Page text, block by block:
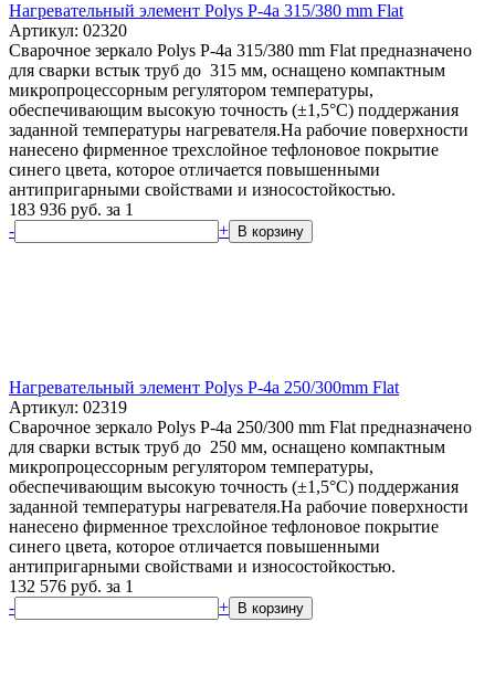
Нагревательный элемент Polys P-4a 315/380 mm Flat
Артикул: 02320
Сварочное зеркало Polys P-4a 315/380 mm Flat предназначено
для сварки встык труб до 315 мм, оснащено компактным
микропроцессорным регулятором температуры,
обеспечивающим высокую точность (±1,5°С) поддержания
заданной температуры нагревателя.На рабочие поверхности
нанесено фирменное трехслойное тефлоновое покрытие
синего цвета, которое отличается повышенными
антипригарными свойствами и износостойкостью.
183 936 руб. за 1
-
+ В корзину
Нагревательный элемент Polys P-4a 250/300mm Flat
Артикул: 02319
Сварочное зеркало Polys P-4a 250/300 mm Flat предназначено
для сварки встык труб до 250 мм, оснащено компактным
микропроцессорным регулятором температуры,
обеспечивающим высокую точность (±1,5°С) поддержания
заданной температуры нагревателя.На рабочие поверхности
нанесено фирменное трехслойное тефлоновое покрытие
синего цвета, которое отличается повышенными
антипригарными свойствами и износостойкостью.
132 576 руб. за 1
-
+ В корзину